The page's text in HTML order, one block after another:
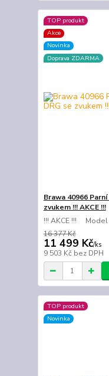
TOP produkt
Akce
Novinka
Doprava ZDARMA
Brawa 40966
zvukem !!! AKCE !!!
!!! AKCE !!!
16 377 Kč
11 499 Kč/ks
9 503 Kč bez DPH
TOP produkt
Novinka